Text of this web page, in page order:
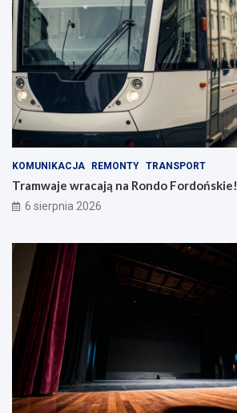
KOMUNIKACJA REMONTY TRANSPORT
Tramwaje wracają na Rondo Fordońskie!
6 sierpnia 2026